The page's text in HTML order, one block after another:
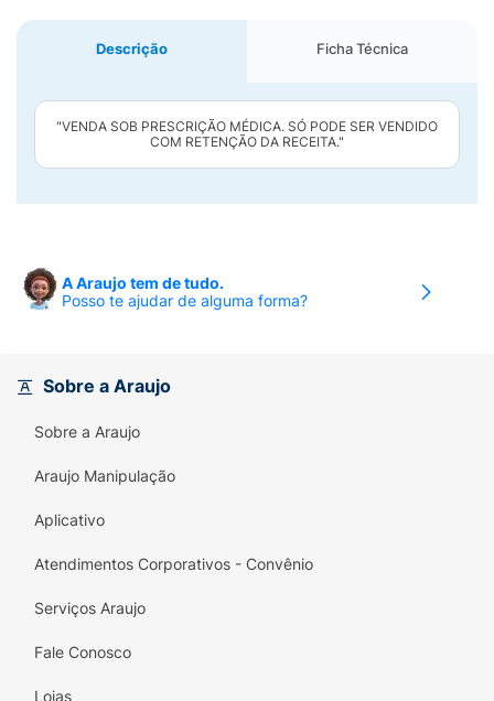
Descrição Ficha Técnica
"VENDA SOB PRESCRIÇÃO MÉDICA. SÓ PODE SER VENDIDO
COM RETENÇÃO DA RECEITA."
A Araujo tem de tudo.
Posso te ajudar de alguma forma?
Sobre a Araujo
Sobre a Araujo
Araujo Manipulação
Aplicativo
Atendimentos Corporativos - Convênio
Serviços Araujo
Fale Conosco
Lojas